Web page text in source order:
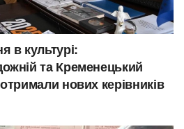
в культурі:
та Кременецький
нових керівників